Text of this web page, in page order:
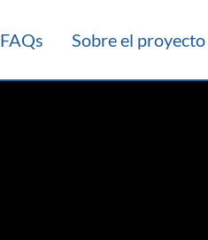
FAQs Sobre el proyecto